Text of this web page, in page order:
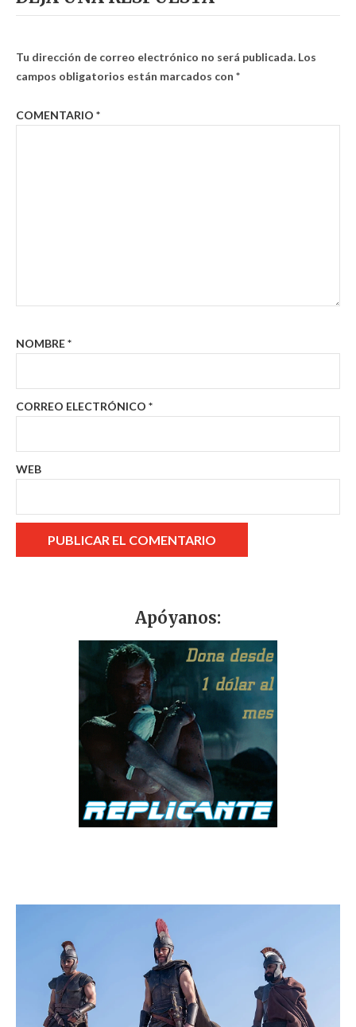
Tu dirección de correo electrónico no será publicada. Los
campos obligatorios están marcados con *
COMENTARIO *
NOMBRE*
CORREO ELECTRÓNICO *
WEB
Apóyanos: